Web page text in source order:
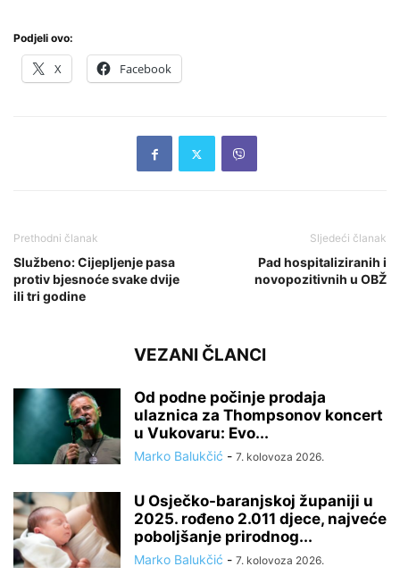
Podjeli ovo:
X Facebook
Prethodni članak
Službeno: Cijepljenje pasa
protiv bjesnoće svake dvije
ili tri godine
Sljedeći članak
Pad hospitaliziranih i
novopozitivnih u OBŽ
VEZANI ČLANCI
Od podne počinje prodaja
ulaznica za Thompsonov koncert
u Vukovaru: Evo...
Marko Balukčić - 7. kolovoza 2026.
U Osječko-baranjskoj županiji u
2025. rođeno 2.011 djece, najveće
poboljšanje prirodnog...
Marko Balukčić - 7. kolovoza 2026.